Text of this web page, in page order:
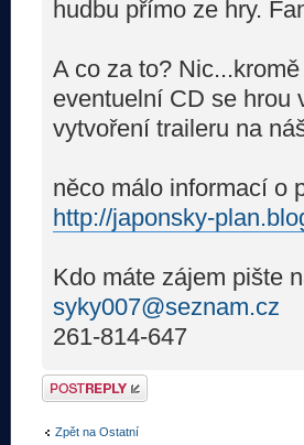
hudbu přímo ze hry.
A co za to?
eventuelní CD se hrou
vytvoření traileru na
něco málo informací o
http://japonsky-
Kdo máte zájem pište
syky007@seznam.cz
261-814-647
Odeslat odpověď
Zpět na Ostatní